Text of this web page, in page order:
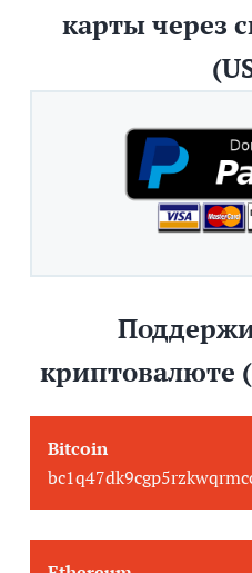
карты через
криптовалюте
Bitcoin